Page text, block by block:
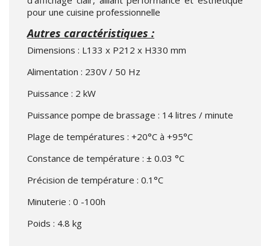
pour une cuisine professionnelle
Autres caractéristiques :
Dimensions : L133 x P212 x H330 mm
Alimentation : 230V / 50 Hz
Puissance : 2 kW
Puissance pompe de brassage : 14 litres / minute
Plage de températures : +20°C à +95°C
Constance de température : ± 0.03 °C
Précision de température : 0.1°C
Minuterie : 0 -100h
Poids : 4.8 kg